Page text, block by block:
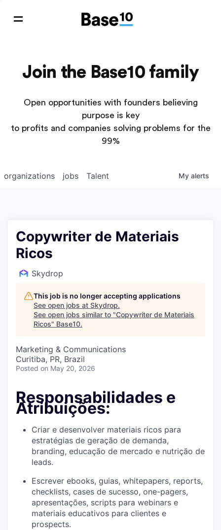
Join the Base10 family
Open opportunities with founders believing
purpose is key
to profits and companies solving problems for the
99%
jobs
organizations Talent My alerts
Copywriter de Materiais
Ricos
Skydrop
This job is no longer accepting applications
See open jobs at Skydrop.
See open jobs similar to "Copywriter de Materiais
Ricos" Base10.
Marketing & Communications
Curitiba, PR, Brazil
Posted on May 20, 2026
Responsabilidades e
Atribuições:
Criar e desenvolver materiais ricos para
estratégias de geração de demanda,
branding, educação de mercado e nutrição de
leads.
Escrever ebooks, guias, whitepapers, reports,
checklists, cases de sucesso, one-pagers,
apresentações, scripts para webinars e
materiais educativos para clientes e
prospects.